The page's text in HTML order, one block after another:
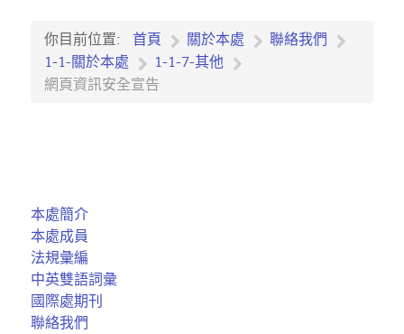
你目前位置: 首頁 關於本處
聯絡我們
1-1-關於本處
1-1-7-其他
網頁資訊安全宣告
本處簡介
本處成員
法規彙編
中英雙語詞彙
國際處期刊
聯絡我們